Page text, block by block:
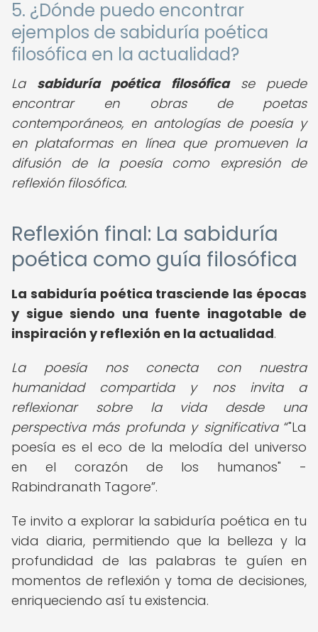
5. ¿Dónde puedo encontrar
ejemplos de sabiduría poética
filosófica en la actualidad?
La sabiduría poética filosóficase puede
encontrar en obras de poetas
contemporáneos, en antologías de poesía y
en plataformas en línea que promueven la
difusión de la poesía como expresión de
reflexión filosófica.
Reflexión final: La sabiduría
poética como guía filosófica
La sabiduría poética trasciende las épocas
y sigue siendo una fuente inagotable de
inspiración y reflexión en la actualidad.
La poesía nos conecta con nuestra
humanidad compartida y nos invita a
reflexionar sobre la vida desde una
perspectiva más profunda y significativa "La
poesía es el eco de la melodía del universo
en el corazón de los humanos" -
Rabindranath Tagore .
Te invito a explorar la sabiduría poética en tu
vida diaria, permitiendo que la belleza y la
profundidad de las palabras te guíen en
momentos de reflexión y toma de decisiones,
enriqueciendo así tu existencia.